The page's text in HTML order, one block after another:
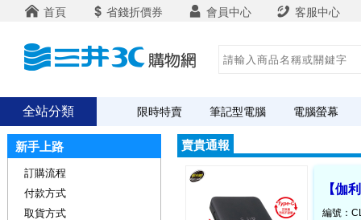
首頁 省錢折價券 會員中心 客服中心
全站分類 限時特賣 筆記型電腦 電腦螢幕
賣貴通報
【伽
編號：
新手上路
訂購流程
付款方式
取貨方式